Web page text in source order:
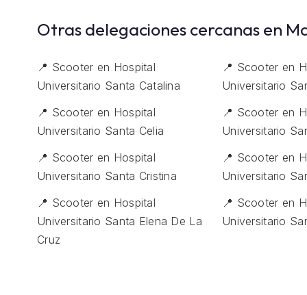
Otras delegaciones cercanas en
📍 Scooter en Hospital
Universitario Santa Catalina
📍 Scooter en
Universitario
📍 Scooter en Hospital
Universitario Santa Celia
📍 Scooter en
Universitario
📍 Scooter en Hospital
Universitario Santa Cristina
📍 Scooter en
Universitario
📍 Scooter en Hospital
Universitario Santa Elena De La
Cruz
📍 Scooter en
Universitario